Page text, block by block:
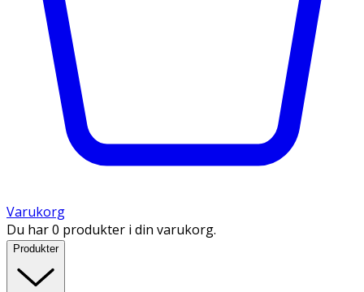
Varukorg
Du har 0 produkter i din varukorg.
Produkter